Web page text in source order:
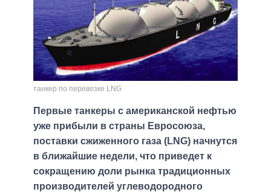
танкер по перевозке LNG
Первые танкеры с американской нефтью
уже прибыли в страны Евросоюза,
поставки сжиженного газа (LNG) начнутся
в ближайшие недели, что приведет к
сокращению доли рынка традиционных
производителей углеводородного